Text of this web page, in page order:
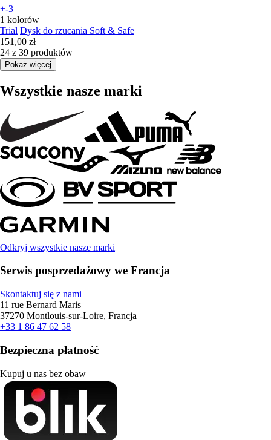
+-3
1 kolorów
Trial Dysk do rzucania Soft & Safe
151,00 zł
24 z 39 produktów
Pokaż więcej
Wszystkie nasze marki
Odkryj wszystkie nasze marki
Serwis posprzedażowy we Francja
Skontaktuj się z nami
11 rue Bernard Maris
37270 Montlouis-sur-Loire, Francja
+33 1 86 47 62 58
Bezpieczna płatność
Kupuj u nas bez obaw